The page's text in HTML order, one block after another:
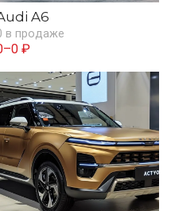
A6
в продаже
₽